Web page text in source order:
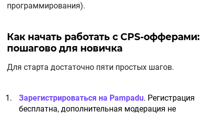
программирования).
Как начать работать с CPS-офферами:
пошагово для новичка
Для старта достаточно пяти простых шагов.
Зарегистрироваться на Pampadu. Регистрация
бесплатна, дополнительная модерация не